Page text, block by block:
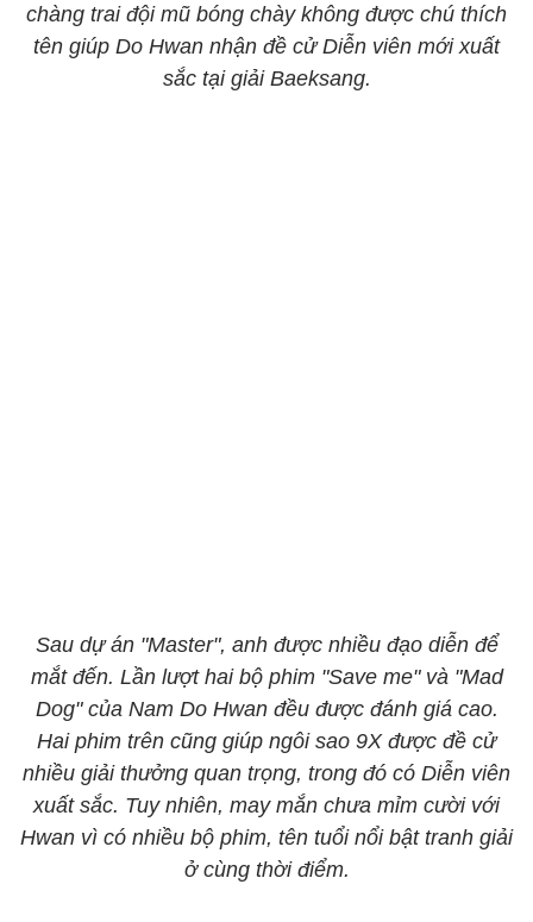
chàng trai đội mũ bóng chày không được chú thích
tên giúp Do Hwan nhận đề cử Diễn viên mới xuất
sắc tại giải Baeksang.
Sau dự án "Master", anh được nhiều đạo diễn để
mắt đến. Lần lượt hai bộ phim "Save me" và "Mad
Dog" của Nam Do Hwan đều được đánh giá cao.
Hai phim trên cũng giúp ngôi sao 9X được đề cử
nhiều giải thưởng quan trọng, trong đó có Diễn viên
xuất sắc. Tuy nhiên, may mắn chưa mỉm cười với
Hwan vì có nhiều bộ phim, tên tuổi nổi bật tranh giải
ở cùng thời điểm.